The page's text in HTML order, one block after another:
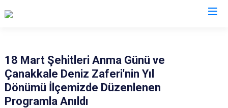
Almus
Artova
Reşadiye
18 Mart Şehitleri Anma Günü ve
Çanakkale Deniz Zaferi'nin Yıl
Dönümü İlçemizde Düzenlenen
Programla Anıldı